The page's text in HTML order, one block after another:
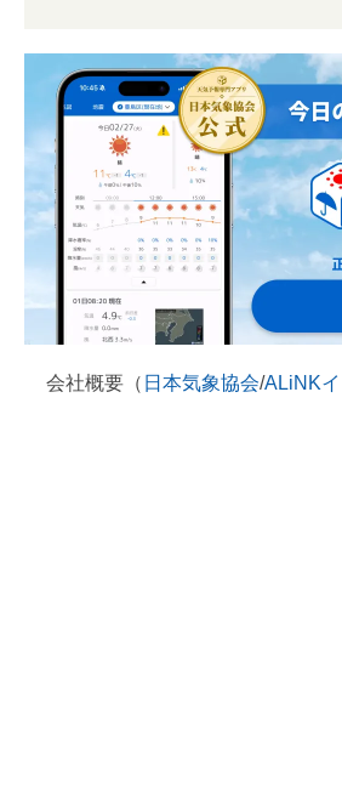
会社概要（ 日本気象協会/ALiNK